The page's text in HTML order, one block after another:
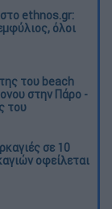
ethnos.gr:
όλοι
του beach
στην Πάρο -
του
σε 10
οφείλεται